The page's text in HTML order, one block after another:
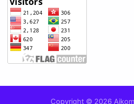
Copyright © 2026